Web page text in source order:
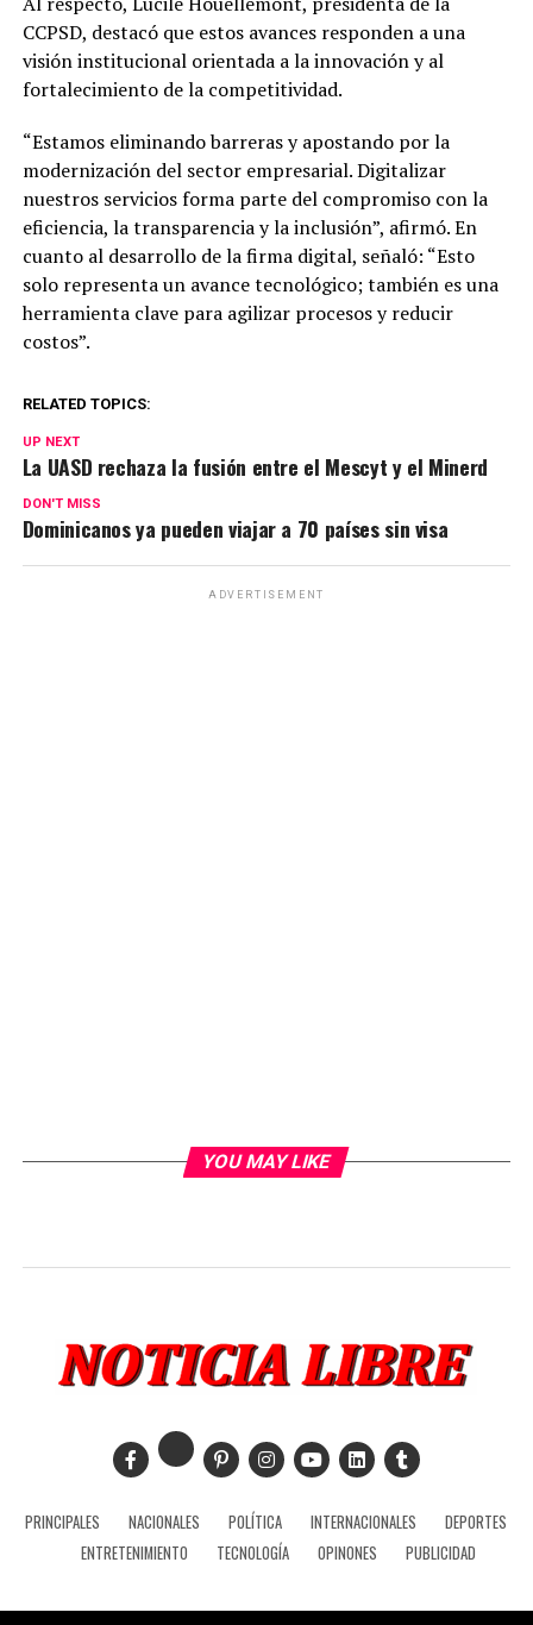
CCPSD, destacó que estos avances responden a una
visión institucional orientada a la innovación y al
fortalecimiento de la competitividad.
“Estamos eliminando barreras y apostando por la
modernización del sector empresarial. Digitalizar
nuestros servicios forma parte del compromiso con la
eficiencia, la transparencia y la inclusión”, afirmó. En
cuanto al desarrollo de la firma digital, señaló: “Esto
solo representa un avance tecnológico; también es una
herramienta clave para agilizar procesos y reducir
costos”.
RELATED TOPICS:
UP NEXT
La UASD rechaza la fusión entre el Mescyt y el Minerd
DON'T MISS
Dominicanos ya pueden viajar a 70 países sin visa
ADVERTISEMENT
YOU MAY LIKE
PRINCIPALES NACIONALES POLÍTICA INTERNACIONALES
DEPORTES
ENTRETENIMIENTO
TECNOLOGÍA OPINONES PUBLICIDAD